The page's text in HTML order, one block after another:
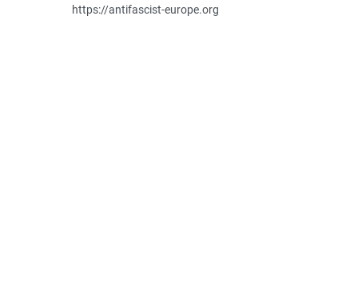
https://antifascist-europe.org